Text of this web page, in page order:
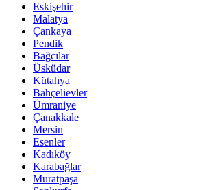
Eskişehir
Malatya
Çankaya
Pendik
Bağcılar
Üsküdar
Kütahya
Bahçelievler
Ümraniye
Çanakkale
Mersin
Esenler
Kadıköy
Karabağlar
Muratpaşa